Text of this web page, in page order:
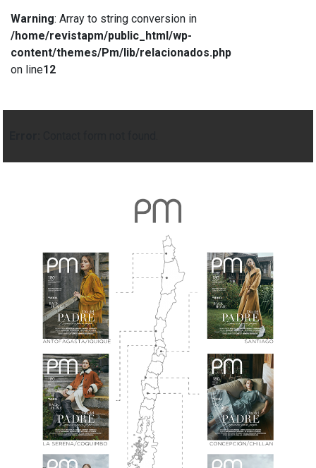
Warning: Array to string conversion in
/home/revistapm/public_html/wp-
content/themes/Pm/lib/relacionados.php
on line12